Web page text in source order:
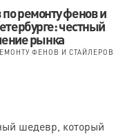
ремонту фенов и
честный
рынка
ФЕНОВ И СТАЙЛЕРОВ
шедевр, который